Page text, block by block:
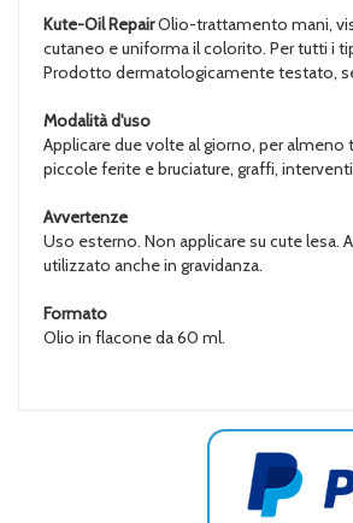
Kute-Oil RepairOlio-trattamento mani,
cutaneo e uniforma il colorito. Per tutti i
Prodotto dermatologicamente testato,
Modalità d'uso
Applicare due volte al giorno, per
piccole ferite e bruciature, graffi,
Avvertenze
Uso esterno. Non applicare su cute
utilizzato anche in gravidanza.
Formato
Olio in flacone da 60 ml.